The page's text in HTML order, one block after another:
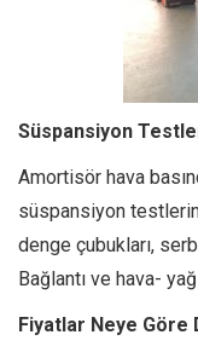
Süspansiyon
Amortisör hava
süspansiyon
denge çubukları,
Bağlantı ve hava-
Fiyatlar Neye Göre